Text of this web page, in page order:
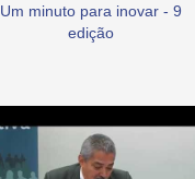
Um minuto para inovar - 9
edição